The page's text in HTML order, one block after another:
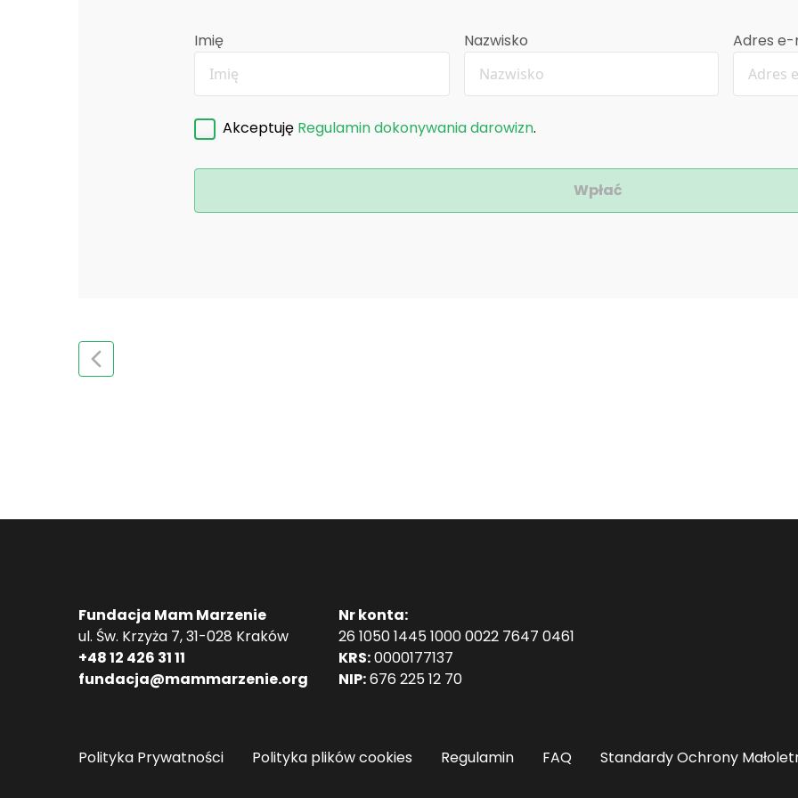
Imię Nazwisko Adres
Akceptuję Regulamin dokonywania darowizn.
Wpłać
Fundacja Mam Marzenie
ul. Św. Krzyża 7, 31-028 Kraków
+48 12 426 31 11
fundacja@mammarzenie.org
Nr konta:
26 1050 1445 1000 0022 7647 0461
KRS:0000177137
NIP:676 225 12 70
Polityka Prywatności Polityka plików cookies Regulamin FAQ Standardy Ochrony